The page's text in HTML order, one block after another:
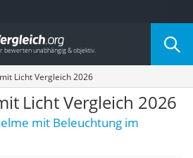
nach Kategorie
Licht Vergleich 2026
Licht Vergleich 2026
mit Beleuchtung im